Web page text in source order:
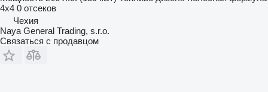
4x4 0 отсеков
Чехия
Naya General Trading, s.r.o.
Связаться с продавцом